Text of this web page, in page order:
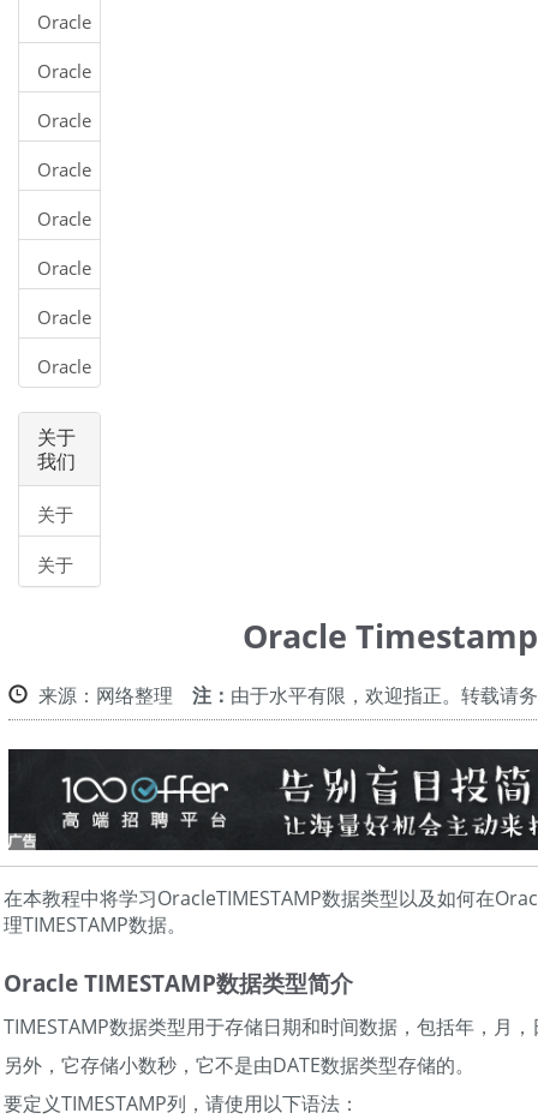
名表
Oracle
类型
Oracle
类型
Oracle
类型
Oracle
类型
Oracle
类型
Oracle
类型
Oracle
类型
Oracle
类型
关于
我们
关于
关于
Oracle
来源：网络整理 注： 由于水平有限，欢迎指正。转载请
在本教程中将学习OracleTIMESTAMP数据类型以及如何在
理TIMESTAMP数据。
Oracle TIMESTAMP数据类型简介
TIMESTAMP数据类型用于存储日期和时间数据，包括年，月
另外，它存储小数秒，它不是由DATE数据类型存储的。
要定义TIMESTAMP列，请使用以下语法：